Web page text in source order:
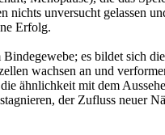
nichts unversucht gelassen
Erfolg.
es bildet sich
wachsen an und
ähnlichkeit mit dem
der Zufluss neuer